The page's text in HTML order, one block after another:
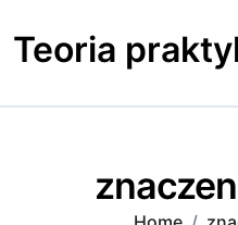
to
content
Teoria